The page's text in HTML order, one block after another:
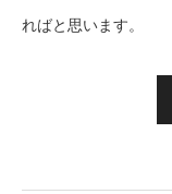
ればと思います。